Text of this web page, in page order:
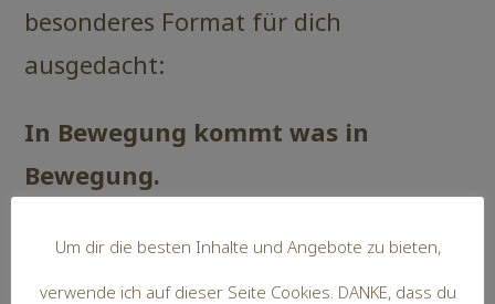
besonderes Format für dich
ausgedacht:
In Bewegung kommt was in
Bewegung.
Vielleicht hast du dieses Jahr auch zu
viel in Geräte geschaut?
Um dir die besten Inhalte und Angebote zu bieten,
verwende ich auf dieser Seite Cookies. DANKE, dass du